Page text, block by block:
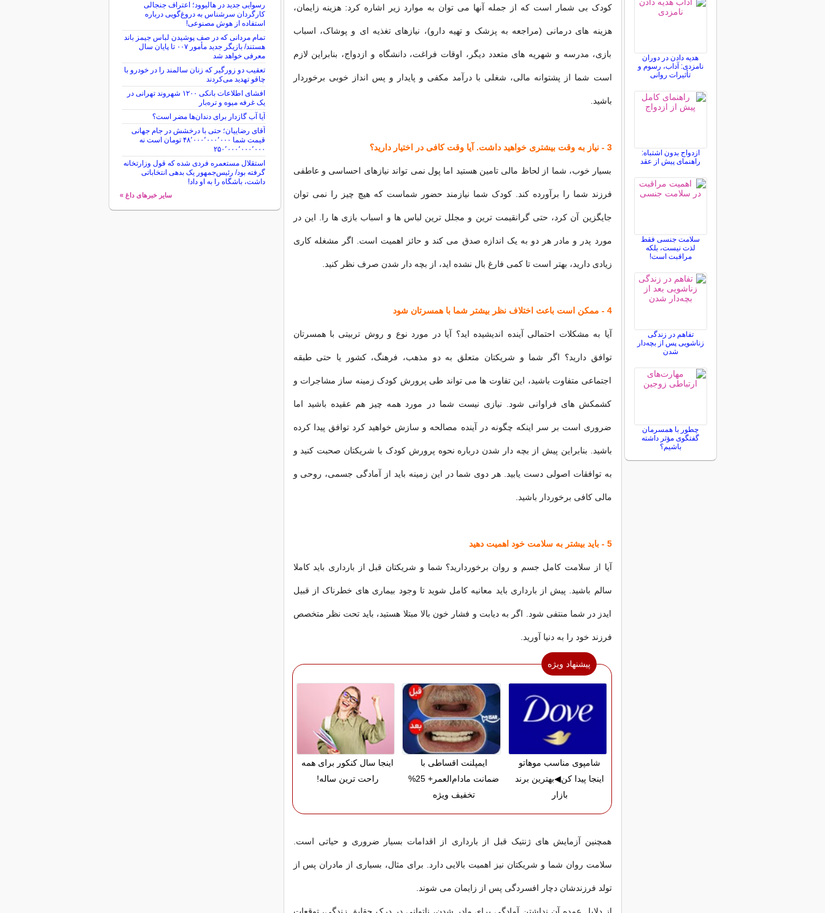
کودک بی شمار است که از جمله آنها می توان به موارد زیر اشاره کرد: هزینه زایمان،
هزینه های درمانی (مراجعه به پزشک و تهیه دارو)، نیازهای تغذیه ای و پوشاک، اسباب
بازی، مدرسه و شهریه های متعدد دیگر، اوقات فراغت، دانشگاه و ازدواج، بنابراین لازم
است شما از پشتوانه مالی، شغلی با درآمد مکفی و پایدار و پس انداز خوبی برخوردار
باشید.
3 - نیاز به وقت بیشتری خواهید داشت. آیا وقت کافی در اختیار دارید؟
بسیار خوب، شما از لحاظ مالی تامین هستید اما پول نمی تواند نیازهای احساسی و عاطفی
فرزند شما را برآورده کند. کودک شما نیازمند حضور شماست که هیچ چیز را نمی توان
جایگزین آن کرد، حتی گرانقیمت ترین و مجلل ترین لباس ها و اسباب بازی ها را. این در
مورد پدر و مادر هر دو به یک اندازه صدق می کند و حائز اهمیت است. اگر مشغله کاری
زیادی دارید، بهتر است تا کمی فارغ بال نشده اید، از بچه دار شدن صرف نظر کنید.
4 - ممکن است باعث اختلاف نظر بیشتر شما با همسرتان شود
آیا به مشکلات احتمالی آینده اندیشیده اید؟ آیا در مورد نوع و روش تربیتی با همسرتان
توافق دارید؟ اگر شما و شریکتان متعلق به دو مذهب، فرهنگ، کشور یا حتی طبقه
اجتماعی متفاوت باشید، این تفاوت ها می تواند طی پرورش کودک زمینه ساز مشاجرات و
کشمکش های فراوانی شود. نیازی نیست شما در مورد همه چیز هم عقیده باشید اما
ضروری است بر سر اینکه چگونه در آینده مصالحه و سازش خواهید کرد توافق پیدا کرده
باشید. بنابراین پیش از بچه دار شدن درباره نحوه پرورش کودک با شریکتان صحبت کنید و
به توافقات اصولی دست یابید. هر دوی شما در این زمینه باید از آمادگی جسمی، روحی و
مالی کافی برخوردار باشید.
5 - باید بیشتر به سلامت خود اهمیت دهید
آیا از سلامت کامل جسم و روان برخوردارید؟ شما و شریکتان قبل از بارداری باید کاملا
سالم باشید. پیش از بارداری باید معانیه کامل شوید تا وجود بیماری های خطرناک از قبیل
ایدز در شما منتفی شود. اگر به دیابت و فشار خون بالا مبتلا هستید، باید تحت نظر متخصص
فرزند خود را به دنیا آورید.
پیشنهاد ویژه
شامپوی مناسب موهاتو
اینجا پیدا کن◀بهترین برند
بازار
ایمپلنت اقساطی با
ضمانت مادام‌العمر+ 25%
تخفیف ویژه
اینجا سال کنکور برای همه
راحت ترین ساله!
همچنین آزمایش های ژنتیک قبل از بارداری از اقدامات بسیار ضروری و حیاتی است.
سلامت روان شما و شریکتان نیز اهمیت بالایی دارد. برای مثال، بسیاری از مادران پس از
تولد فرزندشان دچار افسردگی پس از زایمان می شوند.
هدیه دادن در دوران
نامزدی: آداب، رسوم و
تأثیرات روانی
ازدواج بدون اشتباه:
راهنمای پیش از عقد
سلامت جنسی فقط
لذت نیست، بلکه
مراقبت است!
تفاهم در زندگی
زناشویی پس از بچه‌دار
شدن
چطور با همسرمان
گفتگوی مؤثر داشته
باشیم؟
رسوایی جدید در هالیوود؛ اعتراف جنجالی
کارگردان سرشناس به دروغ‌گویی درباره
استفاده از هوش مصنوعی!
تمام مردانی که در صف پوشیدن لباس جیمز باند
هستند/ بازیگر جدید مأمور ۰۰۷ تا پایان سال
معرفی خواهد شد
تعقیب دو زورگیر که زنان سالمند را در خودرو با
چاقو تهدید می‌کردند
افشای اطلاعات بانکی ۱۲۰۰ شهروند تهرانی در
یک غرفه میوه و تره‌بار
آیا آب گازدار برای دندان‌ها مضر است؟
آقای رضاییان؛ حتی با درخشش در جام جهانی
قیمت شما ۴۸٬۰۰۰٬۰۰۰٬۰۰۰ تومان است نه
۲۵۰٬۰۰۰٬۰۰۰٬۰۰۰
استقلال مستعمره فردی شده که قول وزارتخانه
گرفته بود/ رئیس‌جمهور یک بدهی انتخاباتی
داشت، باشگاه را به او داد!
سایر خبرهای داغ »